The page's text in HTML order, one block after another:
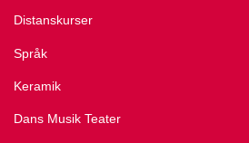
Distanskurser
Språk
Keramik
Dans Musik Teater